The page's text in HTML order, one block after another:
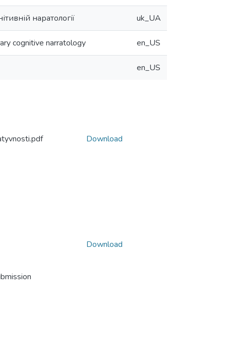
наратології uk_UA
cognitive narratology en_US
en_US
Download
Download